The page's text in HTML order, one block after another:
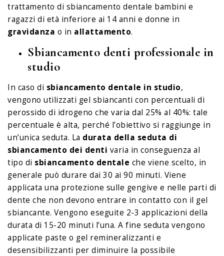
trattamento di sbiancamento dentale bambini e
ragazzi di età inferiore ai 14 anni e donne in
gravidanza o in allattamento.
Sbiancamento denti professionale in
studio
In caso di sbiancamento dentale in studio,
vengono utilizzati gel sbiancanti con percentuali di
perossido di idrogeno che varia dal 25% al 40%: tale
percentuale è alta, perché l’obiettivo si raggiunge in
un’unica seduta. La durata della seduta di
sbiancamento dei denti varia in conseguenza al
tipo di sbiancamento dentale che viene scelto, in
generale può durare dai 30 ai 90 minuti. Viene
applicata una protezione sulle gengive e nelle parti di
dente che non devono entrare in contatto con il gel
sbiancante. Vengono eseguite 2-3 applicazioni della
durata di 15-20 minuti l’una. A fine seduta vengono
applicate paste o gel remineralizzanti e
desensibilizzanti per diminuire la possibile